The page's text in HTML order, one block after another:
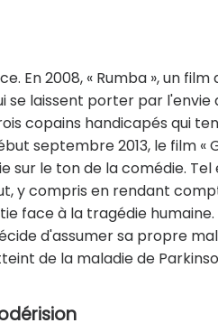
En 2008, « Rumba », un
se laissent porter par l'envie
copains handicapés qui
septembre 2013, le film «
sur le ton de la comédie.
y compris en rendant
face à la tragédie humaine.
d'assumer sa propre
de la maladie de